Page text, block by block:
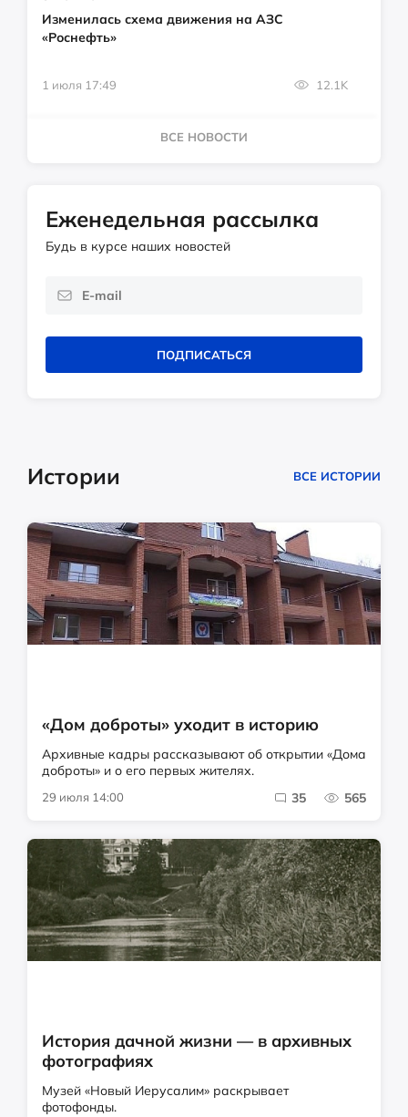
Изменилась схема движения на АЗС
«Роснефть»
1 июля 17:49 12.1K
ВСЕ НОВОСТИ
Еженедельная рассылка
Будь в курсе наших новостей
ПОДПИСАТЬСЯ
Истории ВСЕ ИСТОРИИ
«Дом доброты» уходит в историю
Архивные кадры рассказывают об открытии «Дома
доброты» и о его первых жителях.
29 июля 14:00 35 565
История дачной жизни — в архивных
фотографиях
Музей «Новый Иерусалим» раскрывает
фотофонды.